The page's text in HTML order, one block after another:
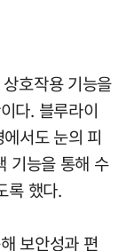
호작용 기능을
다. 블루라이
서도 눈의 피
기능을 통해 수
록 했다.
보안성과 편